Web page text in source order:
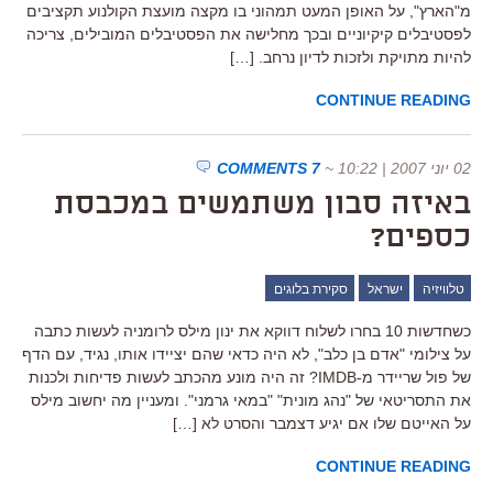
מ"הארץ", על האופן המעט תמהוני בו מקצה מועצת הקולנוע תקציבים
לפסטיבלים קיקיוניים ובכך מחלישה את הפסטיבלים המובילים, צריכה
להיות מתויקת ולזכות לדיון נרחב. […]
CONTINUE READING
02 יוני 2007 | 10:22 ~
7 COMMENTS
באיזה סבון משתמשים במכבסת
כספים?
טלוויזיה ישראל סקירת בלוגים
כשחדשות 10 בחרו לשלוח דווקא את ינון מילס לרומניה לעשות כתבה
על צילומי "אדם בן כלב", לא היה כדאי שהם יציידו אותו, נגיד, עם הדף
של פול שריידר מ-IMDB? זה היה מונע מהכתב לעשות פדיחות ולכנות
את התסריטאי של "נהג מונית" "במאי גרמני". ומעניין מה יחשוב מילס
על האייטם שלו אם יגיע דצמבר והסרט לא […]
CONTINUE READING